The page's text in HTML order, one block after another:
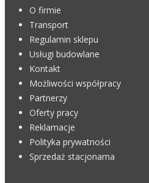
O firmie
Transport
Regulamin sklepu
Usługi budowlane
Kontakt
Możliwości współpracy
Partnerzy
Oferty pracy
Reklamacje
Polityka prywatności
Sprzedaż stacjonarna